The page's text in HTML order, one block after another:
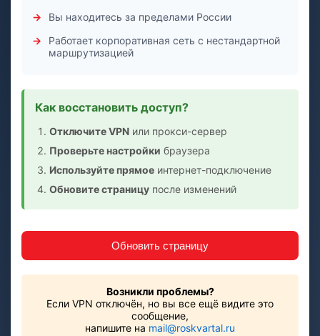
Вы находитесь за пределами России
Работает корпоративная сеть с нестандартной
маршрутизацией
Как восстановить доступ?
Отключите VPN или прокси-сервер
Проверьте настройки браузера
Используйте прямое интернет-подключение
Обновите страницу после изменений
Обновить страницу
Возникли проблемы?
Если VPN отключён, но вы все ещё видите это
сообщение,
напишите на mail@roskvartal.ru